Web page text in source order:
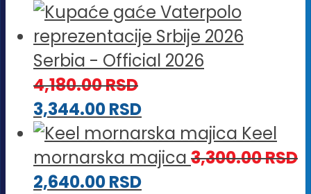
Serbia - Official 2026
4,180.00RSD
3,344.00RSD
Keel
mornarska majica 3,300.00RSD
2,640.00RSD